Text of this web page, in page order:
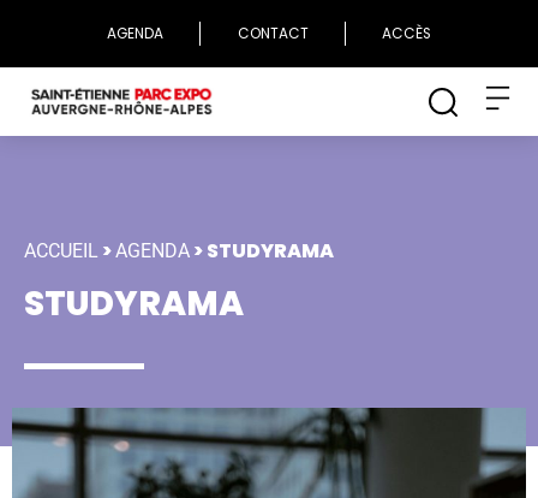
AGENDA CONTACT ACCÈS
ACCUEIL >AGENDA >STUDYRAMA
STUDYRAMA